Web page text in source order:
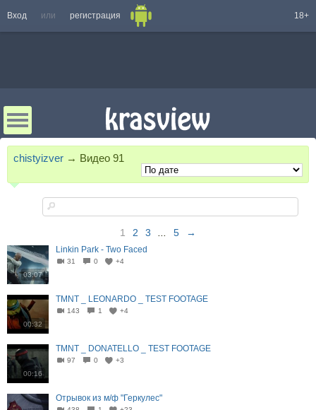
Вход или регистрация 18+
chistyizver → Видео 91
1 2 3 5 →
03:07
Linkin Park - Two Faced
31 0 +4
00:32
TMNT _ LEONARDO _ TEST FOOTAGE
143 1 +4
00:16
TMNT _ DONATELLO _ TEST FOOTAGE
97 0 +3
Отрывок из м/ф "Геркулес"